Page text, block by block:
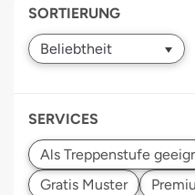
SORTIERUNG
SERVICES